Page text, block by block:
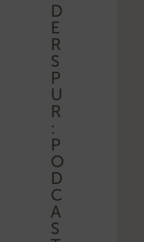
D
E
R
S
P
U
R
:
P
O
D
C
A
S